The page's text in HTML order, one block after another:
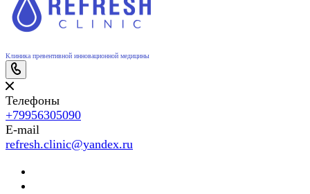
Клиника превентивной инновационной медицины
Телефоны
+79956305090
E-mail
refresh.clinic@yandex.ru